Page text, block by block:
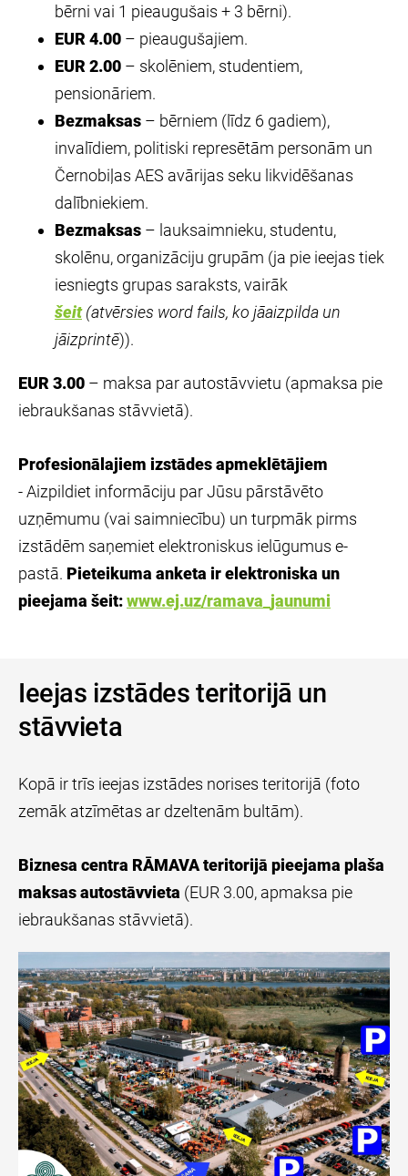
bērni vai 1 pieaugušais + 3 bērni).
EUR 4.00 – pieaugušajiem.
EUR 2.00 – skolēniem, studentiem,
pensionāriem.
Bezmaksas – bērniem (līdz 6 gadiem),
invalīdiem, politiski represētām personām un
Černobiļas AES avārijas seku likvidēšanas
dalībniekiem.
Bezmaksas – lauksaimnieku, studentu,
skolēnu, organizāciju grupām (ja pie ieejas tiek
iesniegts grupas saraksts, vairāk
šeit(atvērsies word fails, ko jāaizpilda un
jāizprintē)).
EUR 3.00 – maksa par autostāvvietu (apmaksa pie
iebraukšanas stāvvietā).
Profesionālajiem izstādes apmeklētājiem
- Aizpildiet informāciju par Jūsu pārstāvēto
uzņēmumu (vai saimniecību) un turpmāk pirms
izstādēm saņemiet elektroniskus ielūgumus e-
pastā. Pieteikuma anketa ir elektroniska un
pieejama šeit:www.ej.uz/ramava_jaunumi
Ieejas izstādes teritorijā un
stāvvieta
Kopā ir trīs ieejas izstādes norises teritorijā (foto
zemāk atzīmētas ar dzeltenām bultām).
Biznesa centra RĀMAVA teritorijā pieejama plaša
maksas autostāvvieta (EUR 3.00, apmaksa pie
iebraukšanas stāvvietā).